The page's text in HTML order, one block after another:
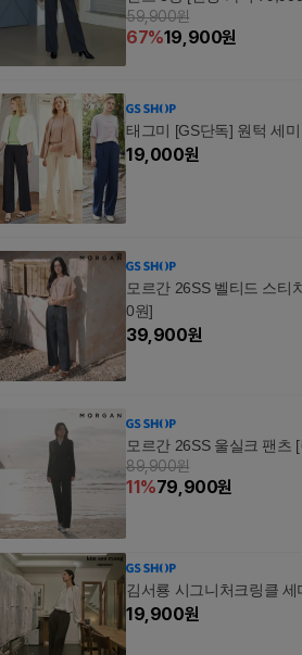
59,900원
67%19,900원
태그미 [GS단독] 원턱 세
19,000원
모르간 26SS 벨티드 스티
0원]
39,900원
모르간 26SS 울실크 팬츠
89,900원
11%79,900원
김서룡 시그니처크링클 세
19,900원